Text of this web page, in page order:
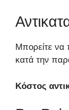
Μπορείτε να
κατά την
Κόστος